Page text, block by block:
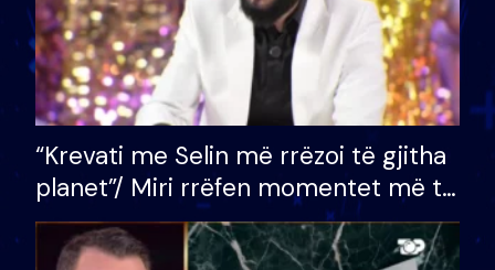
“Krevati me Selin më rrëzoi të gjitha
planet”/ Miri rrëfen momentet më të
bukura në shtëpinë e BB VIP: Do më
mungojë zilja e mëngjesit kur…